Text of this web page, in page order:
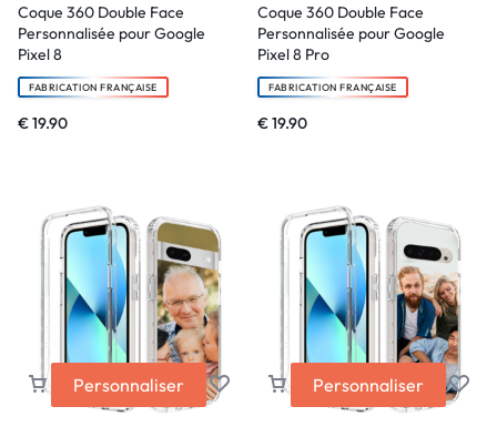
Coque 360 Double Face
Personnalisée pour Google
Pixel 8
FABRICATION FRANÇAISE
€19.90
Coque 360 Double Face
Personnalisée pour Google
Pixel 8 Pro
FABRICATION FRANÇAISE
€19.90
Personnaliser Personnaliser